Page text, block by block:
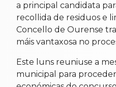
a principal candidata
recollida de residuos e
Concello de Ourense
máis vantaxosa no
Este luns reuniuse a
municipal para